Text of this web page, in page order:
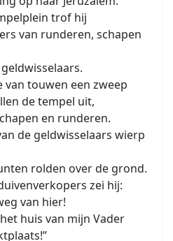
trof hij
van runderen, schapen
touwen een zweep
de tempel uit,
en runderen.
de geldwisselaars wierp
rolden over de grond.
zei hij:
van hier!
huis van mijn Vader